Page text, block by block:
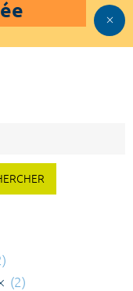
(2)